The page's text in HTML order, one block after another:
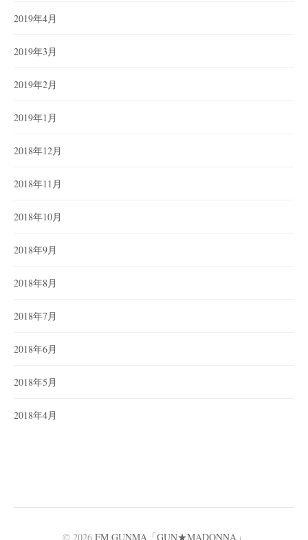
2019年4月
2019年3月
2019年2月
2019年1月
2018年12月
2018年11月
2018年10月
2018年9月
2018年8月
2018年7月
2018年6月
2018年5月
2018年4月
© 2026 FM GUNMA「GUN★MADONNA」